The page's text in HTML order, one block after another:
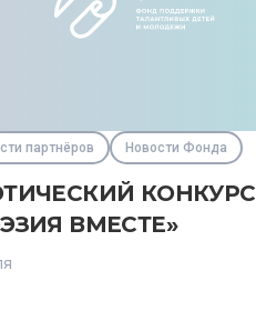
партнёров Новости Фонда
КОНКУРС
ВМЕСТЕ»